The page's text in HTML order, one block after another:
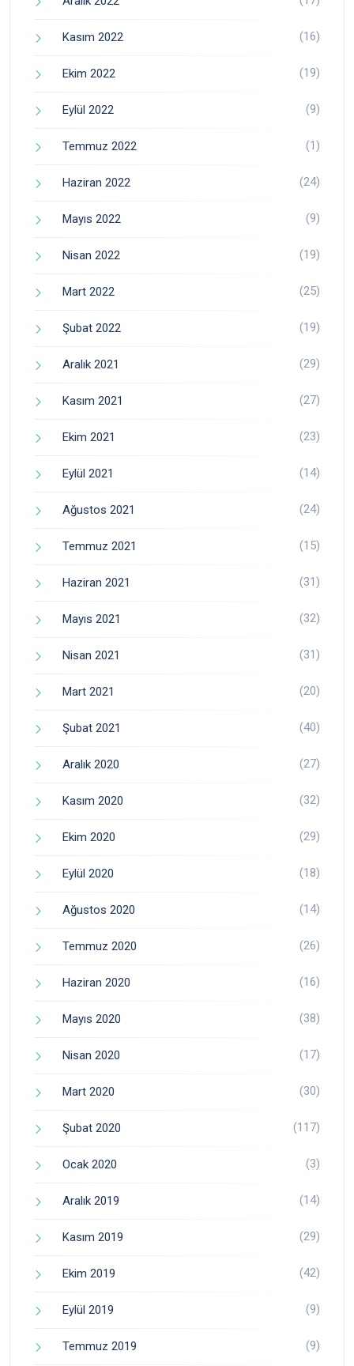
Kasım 2022 (16)
Ekim 2022 (19)
Eylül 2022 (9)
Temmuz 2022 (1)
Haziran 2022 (24)
Mayıs 2022 (9)
Nisan 2022 (19)
Mart 2022 (25)
Şubat 2022 (19)
Aralık 2021 (29)
Kasım 2021 (27)
Ekim 2021 (23)
Eylül 2021 (14)
Ağustos 2021 (24)
Temmuz 2021 (15)
Haziran 2021 (31)
Mayıs 2021 (32)
Nisan 2021 (31)
Mart 2021 (20)
Şubat 2021 (40)
Aralık 2020 (27)
Kasım 2020 (32)
Ekim 2020 (29)
Eylül 2020 (18)
Ağustos 2020 (14)
Temmuz 2020 (26)
Haziran 2020 (16)
Mayıs 2020 (38)
Nisan 2020 (17)
Mart 2020 (30)
Şubat 2020 (117)
Ocak 2020 (3)
Aralık 2019 (14)
Kasım 2019 (29)
Ekim 2019 (42)
Eylül 2019 (9)
Temmuz 2019 (9)